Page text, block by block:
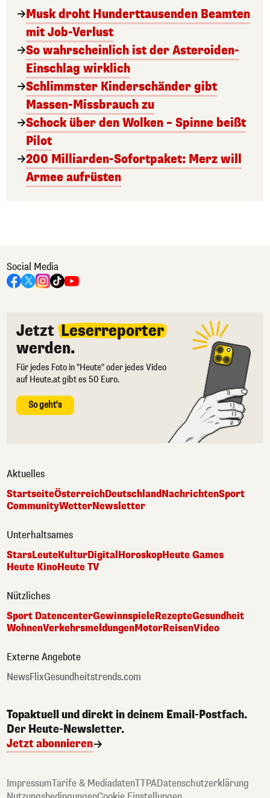
Musk droht Hunderttausenden Beamten
mit Job-Verlust
So wahrscheinlich ist der Asteroiden-
Einschlag wirklich
Schlimmster Kinderschänder gibt
Massen-Missbrauch zu
Schock über den Wolken – Spinne beißt
Pilot
200 Milliarden-Sofortpaket: Merz will
Armee aufrüsten
Social Media
Jetzt Leserreporter
werden.
Für jedes Foto in "Heute" oder jedes Video
auf Heute.at gibt es 50 Euro.
So geht's
Aktuelles
StartseiteÖsterreichDeutschlandNachrichtenSport
CommunityWetterNewsletter
Unterhaltsames
StarsLeuteKulturDigital HoroskopHeute Games
Heute KinoHeute TV
Nützliches
Sport DatencenterGewinnspieleRezepteGesundheit
WohnenVerkehrsmeldungenMotorReisenVideo
Externe Angebote
NewsFlixGesundheitstrends.com
Topaktuell und direkt in deinem Email-Postfach.
Der Heute-Newsletter.
Jetzt abonnieren
ImpressumTarife & MediadatenTTPADatenschutzerklärung